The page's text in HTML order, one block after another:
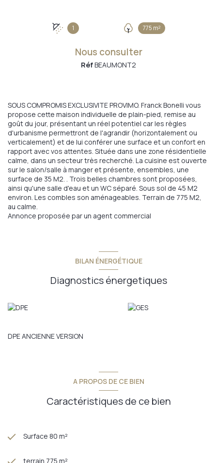
1 775 m²
Nous consulter
RéfBEAUMONT2
SOUS COMPROMIS EXCLUSIVITE PROVIMO. Franck Bonelli vous
propose cette maison individuelle de plain-pied, remise au
goût du jour, présentant un réel potentiel car les règles
d'urbanisme permettront de l'agrandir (horizontalement ou
verticalement) et de lui conférer une surface et un confort en
rapport avec vos attentes. Située dans une zone résidentielle
calme, dans un secteur très recherché. La cuisine est ouverte
sur le salon/salle à manger et présente, ensembles, une
surface de 35 M2. . Trois belles chambres sont proposées,
ainsi qu'une salle d'eau et un WC séparé. Sous sol de 45 M2
environ. Les combles son aménageables. Terrain de 775 M2,
au calme.
Annonce proposée par un agent commercial
BILAN ÉNERGÉTIQUE
Diagnostics énergetiques
DPE ANCIENNE VERSION
A PROPOS DE CE BIEN
Caractéristiques de ce bien
Surface 80 m²
terrain 775 m²